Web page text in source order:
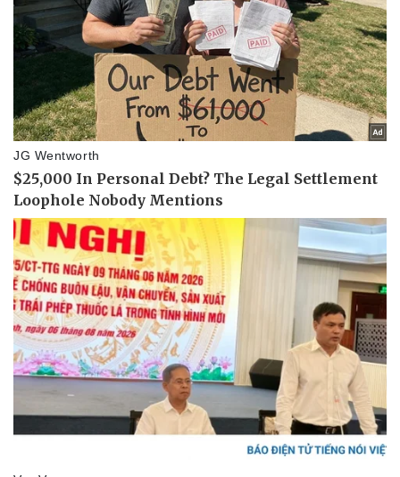
Sức khỏe
Dinh dưỡng - món ngon
Cây thuốc
Sản phụ khoa
Nhi khoa
Nam khoa
Làm đẹp - giảm cân
Phòng mạch online
Ăn sạch sống khỏe
Đời sống
Nhà đẹp
Blog
Tình yêu - Gia đình